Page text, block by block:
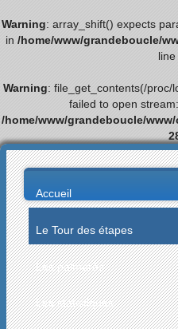
Warning: array_shift() expects
in /home/www/grandeboucle/
line
Warning: file_get_contents(/proc/
failed to open
/home/www/grandeboucle/
Accueil
Le Tour des étapes
Les palmarès
Les statistiques